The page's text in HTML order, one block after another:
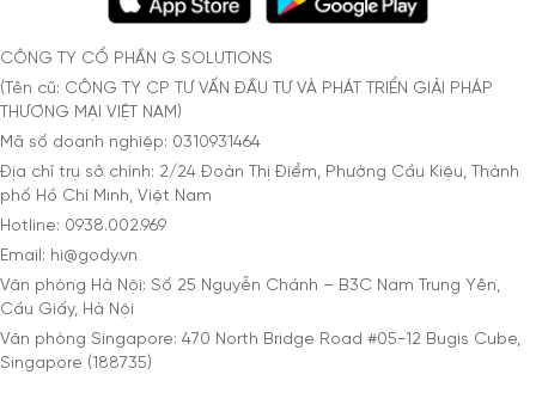
CÔNG TY CỔ PHẦN G SOLUTIONS
(Tên cũ: CÔNG TY CP TƯ VẤN ĐẦU TƯ VÀ PHÁT TRIỂN GIẢI PHÁP
THƯƠNG MẠI VIỆT NAM)
Mã số doanh nghiệp: 0310931464
Địa chỉ trụ sở chính: 2/24 Đoàn Thị Điểm, Phường Cầu Kiệu, Thành
phố Hồ Chí Minh, Việt Nam
Hotline: 0938.002.969
Email: hi@gody.vn
Văn phòng Hà Nội: Số 25 Nguyễn Chánh – B3C Nam Trung Yên,
Cầu Giấy, Hà Nội
Văn phòng Singapore: 470 North Bridge Road #05-12 Bugis Cube,
Singapore (188735)